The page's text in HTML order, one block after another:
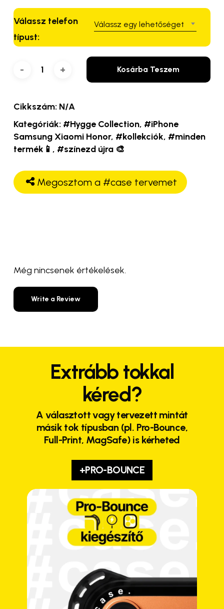
Válassz telefon
típust:
Válassz egy lehetőséget
Kosárba Teszem
Cikkszám: N/A
Kategóriák: #Hygge Collection, #iPhone
Samsung Xiaomi Honor, #kollekciók, #minden
termék📱 , #színezd újra 🎨
Megosztom a #case tervemet
Még nincsenek értékelések.
Write a Review
Extrább tokkal
kéred?
A választott vagy tervezett mintát
másik tok típusban (pl. Pro-Bounce,
Full-Print, MagSafe) is kérheted
+PRO-BOUNCE